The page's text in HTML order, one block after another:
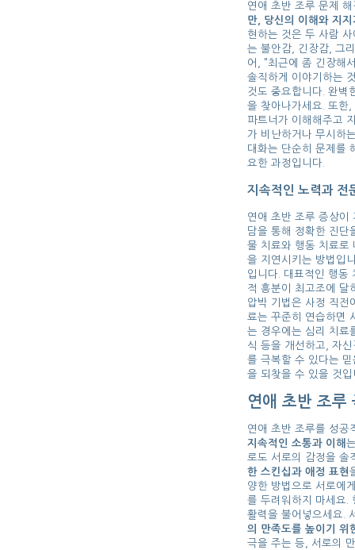
연애 초반 조루 문제
만, 당신의 이해와 지
현하는 것은 두 사람
는 불안감, 긴장감, 그
어, "최근에 좀 긴장해
솔직하게 이야기하는
것도 중요합니다. 완벽
을 찾아나가세요. 또한
파트너가 이해해주고
가 비난하거나 무시하
대화는 단순히 문제를
요한 과정입니다.
지속적인 노력과 전
연애 초반 조루 증상이
담을 통해 정확한 진단
물 치료와 행동 치료로
을 지연시키는 방법입
입니다. 대표적인 행동
적 흥분이 최고조에 달
압박 기법은 사정 직전
료는 꾸준히 연습하면
는 경우에는 심리 치료
식 등을 개선하고, 자
를 극복할 수 있다는
을 되찾을 수 있을 것입
연애 초반 조루
연애 초반 조루를 성공
지속적인 소통과 이해
로도 서로의 감정을 솔
한 스킨십과 애정 표현
양한 방법으로 서로에
를 두려워하지 마세요.
활력을 불어넣으세요.
의 만족도를 높이기 위
극을 주는 등, 서로의